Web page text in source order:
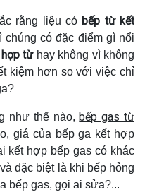
rằng liệu có bếp từ kết
có đặc điểm gì nổi
từhay không vì không
kiệm hơn so với việc chỉ
như thế nào, bếp gas từ
giá của bếp ga kết hợp
kết hợp bếp gas có khác
đặc biệt là khi bếp hỏng
bếp gas, gọi ai sửa?...